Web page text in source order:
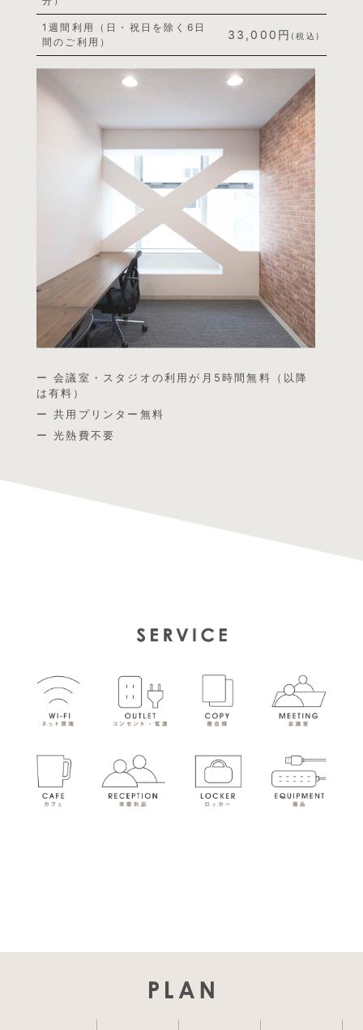
1週間利用（日・祝日を除く6日
間のご利用）
33,000円 (税込)
ー 会議室・スタジオの利用が月5時間無料（以降
は有料）
ー 共用プリンター無料
ー 光熱費不要